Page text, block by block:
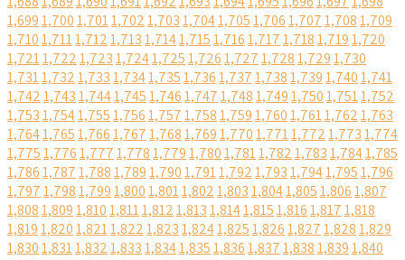
1,6991,7001,7011,7021,7031,7041,7051,7061,7071,7081,709
1,7101,7111,7121,7131,7141,7151,7161,7171,7181,7191,720
1,7211,7221,7231,7241,7251,7261,7271,7281,7291,730
1,7311,7321,7331,7341,7351,7361,7371,7381,7391,7401,741
1,7421,7431,7441,7451,7461,7471,7481,7491,7501,7511,752
1,7531,7541,7551,7561,7571,7581,7591,7601,7611,7621,763
1,7641,7651,7661,7671,7681,7691,7701,7711,7721,7731,774
1,7751,7761,7771,7781,7791,7801,7811,7821,7831,7841,785
1,7861,7871,7881,7891,7901,7911,7921,7931,7941,7951,796
1,7971,7981,7991,8001,8011,8021,8031,8041,8051,8061,807
1,8081,8091,8101,8111,8121,8131,8141,8151,8161,8171,818
1,8191,8201,8211,8221,8231,8241,8251,8261,8271,8281,829
1,8301,8311,8321,8331,8341,8351,8361,8371,8381,8391,840